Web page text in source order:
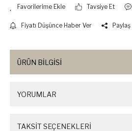
Tavsiye Et
Fiyatı Düşünce Haber Ver Paylaş
ÜRÜN BİLGİSİ
YORUMLAR
TAKSİT SEÇENEKLERİ